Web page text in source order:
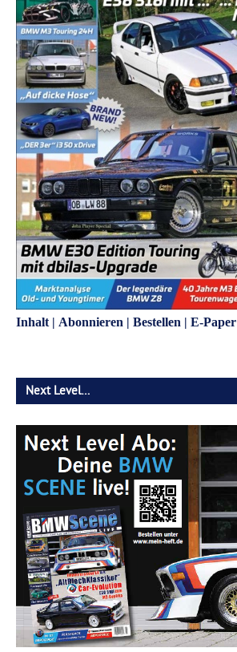
Inhalt| Abonnieren Bestellen E-Paper
Next Level…